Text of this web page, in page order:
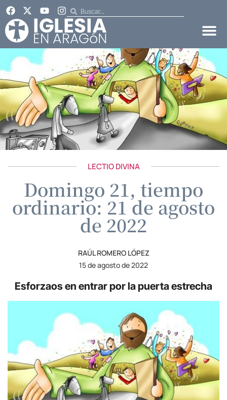
LECTIO DIVINA
Domingo 21, tiempo
ordinario: 21 de agosto
de 2022
RAÚL ROMERO LÓPEZ
15 de agosto de 2022
Esforzaos en entrar por la puerta estrecha